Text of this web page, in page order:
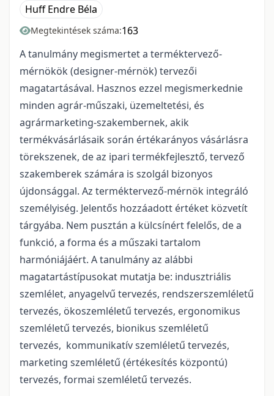
Huff Endre Béla
Megtekintések száma:163
A tanulmány megismertet a terméktervező-
mérnökök (designer-mérnök) tervezői
magatartásával. Hasznos ezzel megismerkednie
minden agrár-műszaki, üzemeltetési, és
agrármarketing-szakembernek, akik
termékvásárlásaik során értékarányos vásárlásra
törekszenek, de az ipari termékfejlesztő, tervező
szakemberek számára is szolgál bizonyos
újdonsággal. Az terméktervező-mérnök integráló
személyiség. Jelentős hozzáadott értéket közvetít
tárgyába. Nem pusztán a külcsínért felelős, de a
funkció, a forma és a műszaki tartalom
harmóniájáért. A tanulmány az alábbi
magatartástípusokat mutatja be: indusztriális
szemlélet, anyagelvű tervezés, rendszerszemléletű
tervezés, ökoszemléletű tervezés, ergonomikus
szemléletű tervezés, bionikus szemléletű
tervezés, kommunikatív szemléletű tervezés,
marketing szemléletű (értékesítés központú)
tervezés, formai szemléletű tervezés.